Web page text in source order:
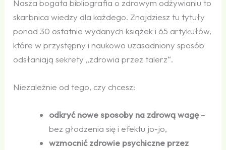
Nasza bogata bibliografia o zdrowym odżywianiu to
skarbnica wiedzy dla każdego. Znajdziesz tu tytuły
ponad 30 ostatnie wydanych książek i 65 artykułów,
które w przystępny i naukowo uzasadniony sposób
odsłaniają sekrety „zdrowia przez talerz“.
Niezależnie od tego, czy chcesz:
odkryć nowe sposoby na zdrową wagę–
bez głodzenia się i efektu jo-jo,
wzmocnić zdrowie psychiczne przez